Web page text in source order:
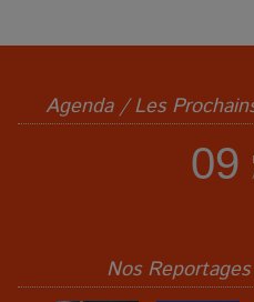
Agenda / Les
09
Nos